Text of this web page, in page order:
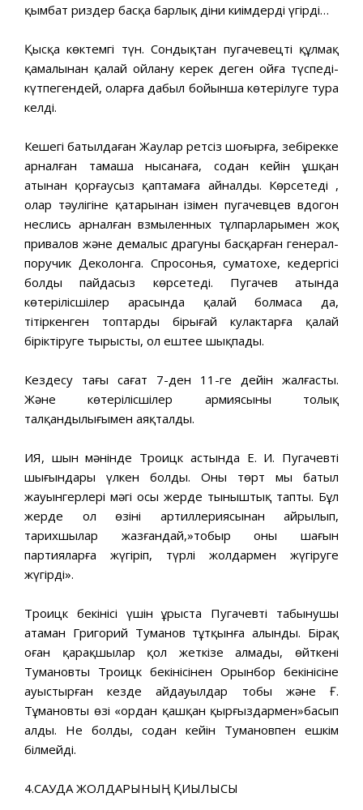
қымбат риздер басқа барлық діни киімдерді үңгірді…
Қысқа көктемгі түн. Сондықтан пугачевецтің құлмақ
қамалынан қалай ойлану керек деген ойға түспеді-
күтпегендей, оларға дабыл бойынша көтерілуге тура
келді.
Кешегі батылдаған Жаулар ретсіз шоғырға, зеңбірекке
арналған тамаша нысанаға, содан кейін ұшқан
атынан қорғаусыз қаптамаға айналды. Көрсетеді ,
олар тәулігіне қатарынан ізімен пугачевцев вдогон
неслись арналған взмыленных тұлпарларымен жоқ
привалов және демалыс драгуны басқарған генерал-
поручик Деколонга. Спросонья, суматохе, кедергісі
болды пайдасыз көрсетеді. Пугачев атында
көтерілісшілер арасында қалай болмаса да,
тітіркенген топтарды бірыңғай кулактарға қалай
біріктіруге тырысты, ол ештеңе шықпады.
Кездесу таңғы сағат 7-ден 11-ге дейін жалғасты.
Және көтерілісшілер армиясының толық
талқандылығымен аяқталды.
ИЯ, шын мәнінде Троицк астында Е. И. Пугачевтің
шығындары үлкен болды. Оның төрт мың батыл
жауынгерлері мәңгі осы жерде тыныштық тапты. Бұл
жерде ол өзінің артиллериясынан айрылып,
тарихшылар жазғандай,»тобыр оны шағын
партияларға жүгіріп, түрлі жолдармен жүгіруге
жүгірді».
Троицк бекінісі үшін ұрыста Пугачевтің табынушы
атаман Григорий Туманов тұтқынға алынды. Бірақ
оған қарақшылар қол жеткізе алмады, өйткені
Тумановты Троицк бекінісінен Орынбор бекінісіне
ауыстырған кезде айдауылдар тобы және Ғ.
Тұмановтың өзі «ордан қашқан қырғыздармен»басып
алды. Не болды, содан кейін Тумановпен ешкім
білмейді.
4.САУДА ЖОЛДАРЫНЫҢ ҚИЫЛЫСЫ